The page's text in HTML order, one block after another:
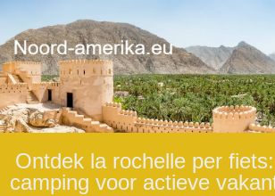
Ontdek la rochelle per
camping voor actieve